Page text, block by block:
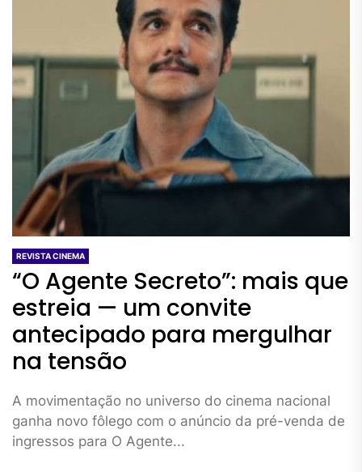
REVISTA CINEMA
“O Agente Secreto”: mais que
estreia — um convite
antecipado para mergulhar
na tensão
A movimentação no universo do cinema nacional
ganha novo fôlego com o anúncio da pré-venda de
ingressos para O Agente...